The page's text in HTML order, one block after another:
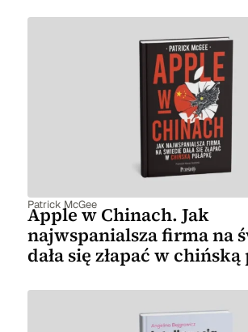
Patrick McGee
Apple w Chinach. Jak
najwspanialsza firma na
dała się złapać w chińską